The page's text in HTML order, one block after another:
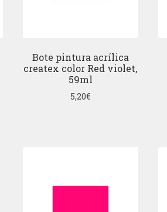
Bote pintura acrílica
createx color Red violet,
59ml
5,20€